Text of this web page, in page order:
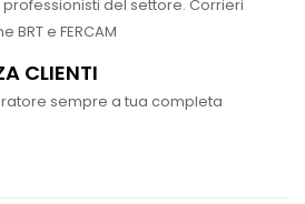
del settore. Corrieri
e FERCAM
CLIENTI
sempre a tua completa